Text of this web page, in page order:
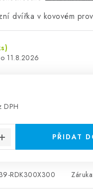
dvířka v kovovém
11.8.2026
DPH
PŘIDAT
RDK300X300 Záruka